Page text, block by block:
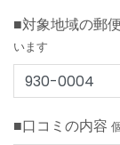
■対象地域の郵
います
■口コミの内容